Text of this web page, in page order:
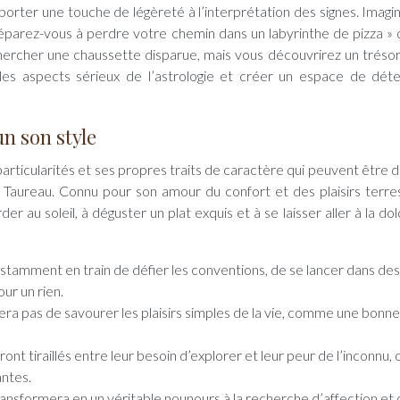
une touche de légèreté à l’interprétation des signes.
vous à perdre votre chemin dans un labyrinthe de pizza »
une chaussette disparue, mais vous découvrirez un
aspects sérieux de l’astrologie et créer un espace de
son style
et ses propres traits de caractère qui peuvent être
Connu pour son amour du confort et des plaisirs
au soleil, à déguster un plat exquis et à se laisser aller à la
en train de défier les conventions, de se lancer dans des
un rien.
pas de savourer les plaisirs simples de la vie, comme une bonne
tiraillés entre leur besoin d’explorer et leur peur de l’inconnu,